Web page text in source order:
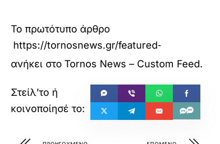
Το πρωτότυπο άρθρο
https://tornosnews.gr/featured-el/ta-
ανήκει στο Tornos News – Custom Feed.